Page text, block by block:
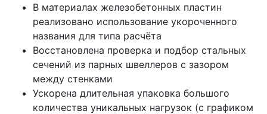
В материалах железобетонных пластин
реализовано использование укороченного
названия для типа расчёта
Восстановлена проверка и подбор стальных
сечений из парных швеллеров с зазором
между стенками
Ускорена длительная упаковка большого
количества уникальных нагрузок (с графиком